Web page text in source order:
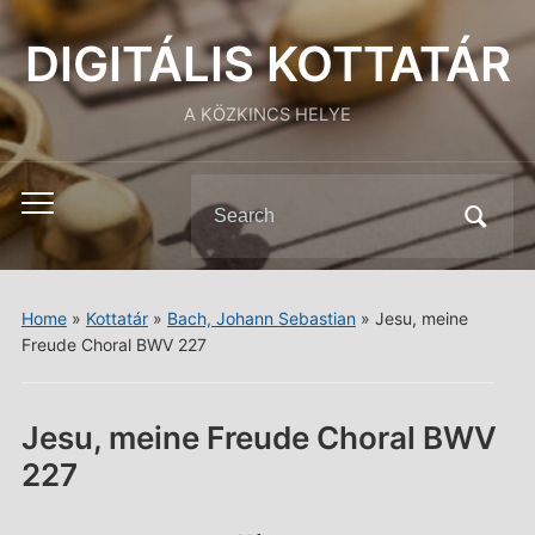
DIGITÁLIS KOTTATÁR
A KÖZKINCS HELYE
Toggle
mobile
menu
for:
Home» Kottatár» Bach, Johann Sebastian » Jesu, meine
Freude Choral BWV 227
Jesu, meine Freude Choral BWV
227